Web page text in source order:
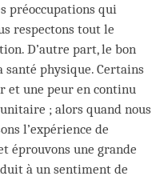
préoccupations qui
respectons tout le
D’autre part, le bon
physique. Certains
et une peur en continu
; alors quand nous
l’expérience de
éprouvons une grande
à un sentiment de